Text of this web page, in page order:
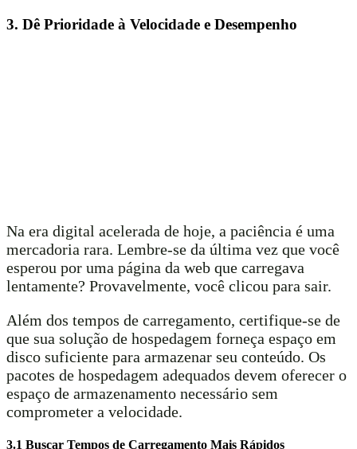
3. Dê Prioridade à Velocidade e Desempenho
Na era digital acelerada de hoje, a paciência é uma
mercadoria rara. Lembre-se da última vez que você
esperou por uma página da web que carregava
lentamente? Provavelmente, você clicou para sair.
Além dos tempos de carregamento, certifique-se de
que sua solução de hospedagem forneça espaço em
disco suficiente para armazenar seu conteúdo. Os
pacotes de hospedagem adequados devem oferecer o
espaço de armazenamento necessário sem
comprometer a velocidade.
3.1 Buscar Tempos de Carregamento Mais Rápidos